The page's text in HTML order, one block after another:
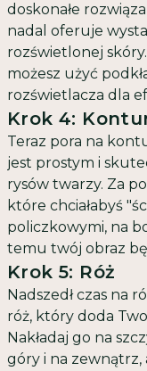
doskonałe
nadal oferuje
rozświetlonej
możesz użyć
rozświetlacza dla
Krok 4:
Teraz pora na
jest prostym i
rysów twarzy. Za
które chciałabyś
policzkowymi, na
temu twój obraz
Krok 5: Róż
Nadszedł czas na
róż, który doda
Nakładaj go na
góry i na